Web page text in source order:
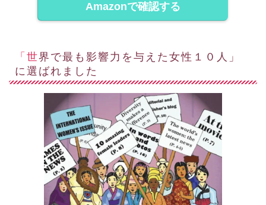
Amazonで確認する
「世界で最も影響力を与えた女性１０人」
に選ばれました